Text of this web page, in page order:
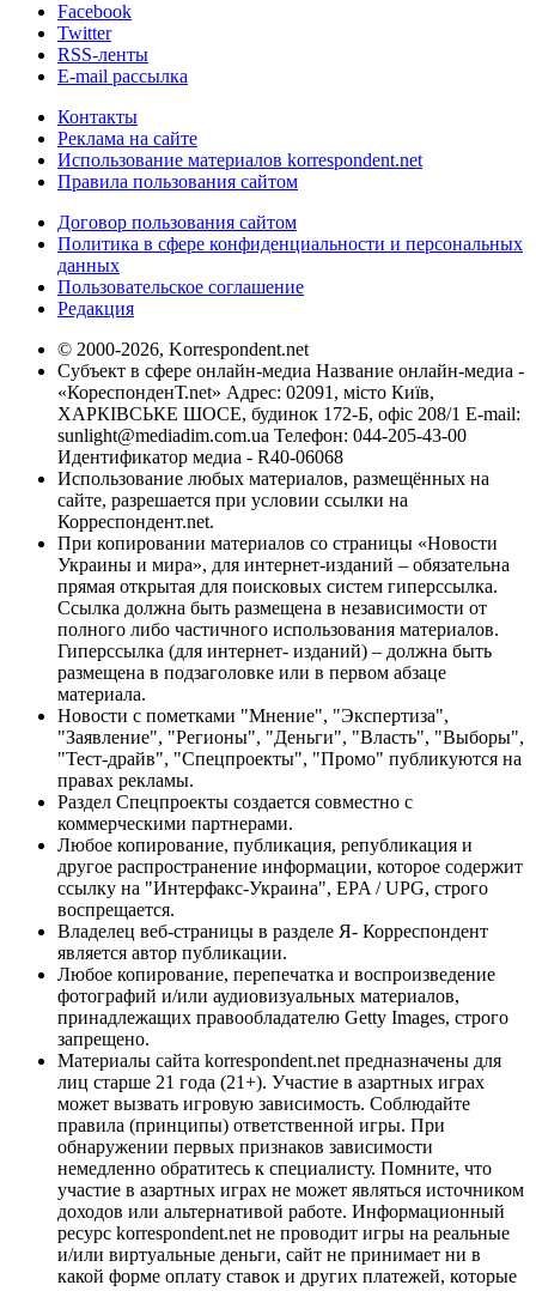
Facebook
Twitter
RSS-ленты
E-mail рассылка
Контакты
Реклама на сайте
Использование материалов korrespondent.net
Правила пользования сайтом
Договор пользования сайтом
Политика в сфере конфиденциальности и персональных
данных
Пользовательское соглашение
Редакция
© 2000-2026, Korrespondent.net
Субъект в сфере онлайн-медиа Название онлайн-медиа -
«КореспонденТ.net» Адрес: 02091, місто Київ,
ХАРКІВСЬКЕ ШОСЕ, будинок 172-Б, офіс 208/1 E-mail:
sunlight@mediadim.com.ua Телефон: 044-205-43-00
Идентификатор медиа - R40-06068
Использование любых материалов, размещённых на
сайте, разрешается при условии ссылки на
Корреспондент.net.
При копировании материалов со страницы «Новости
Украины и мира», для интернет-изданий – обязательна
прямая открытая для поисковых систем гиперссылка.
Ссылка должна быть размещена в независимости от
полного либо частичного использования материалов.
Гиперссылка (для интернет- изданий) – должна быть
размещена в подзаголовке или в первом абзаце
материала.
Новости с пометками "Мнение", "Экспертиза",
"Заявление", "Регионы", "Деньги", "Власть", "Выборы",
"Тест-драйв", "Спецпроекты", "Промо" публикуются на
правах рекламы.
Раздел Спецпроекты создается совместно с
коммерческими партнерами.
Любое копирование, публикация, републикация и
другое распространение информации, которое содержит
ссылку на "Интерфакс-Украина", EPA / UPG, строго
воспрещается.
Владелец веб-страницы в разделе Я- Корреспондент
является автор публикации.
Любое копирование, перепечатка и воспроизведение
фотографий и/или аудиовизуальных материалов,
принадлежащих правообладателю Getty Images, строго
запрещено.
Материалы сайта korrespondent.net предназначены для
лиц старше 21 года (21+). Участие в азартных играх
может вызвать игровую зависимость. Соблюдайте
правила (принципы) ответственной игры. При
обнаружении первых признаков зависимости
немедленно обратитесь к специалисту. Помните, что
участие в азартных играх не может являться источником
доходов или альтернативой работе. Информационный
ресурс korrespondent.net не проводит игры на реальные
и/или виртуальные деньги, сайт не принимает ни в
какой форме оплату ставок и других платежей, которые